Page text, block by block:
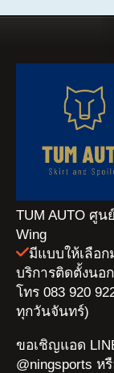
TUM AUTO ศู
Wing
มีแบบให้เลือก
บริการติดตั้งนอ
โทร 083 920
ทุกวันจันทร์)
ขอเชิญแอด
@ningsports ห